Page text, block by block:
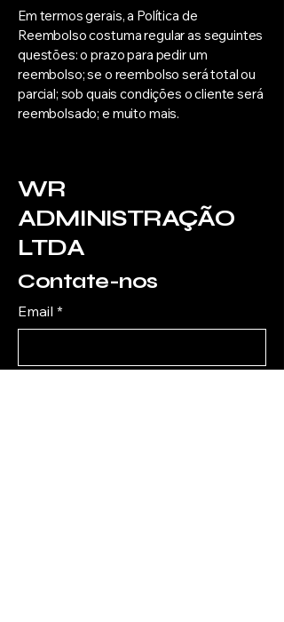
Em termos gerais, a Política de
Reembolso costuma regular as seguintes
questões: o prazo para pedir um
reembolso; se o reembolso será total ou
parcial; sob quais condições o cliente será
reembolsado; e muito mais.
WR
ADMINISTRAÇÃO
LTDA
Contate-nos
Email *